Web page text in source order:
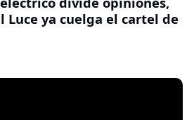
Luce ya cuelga el cartel de